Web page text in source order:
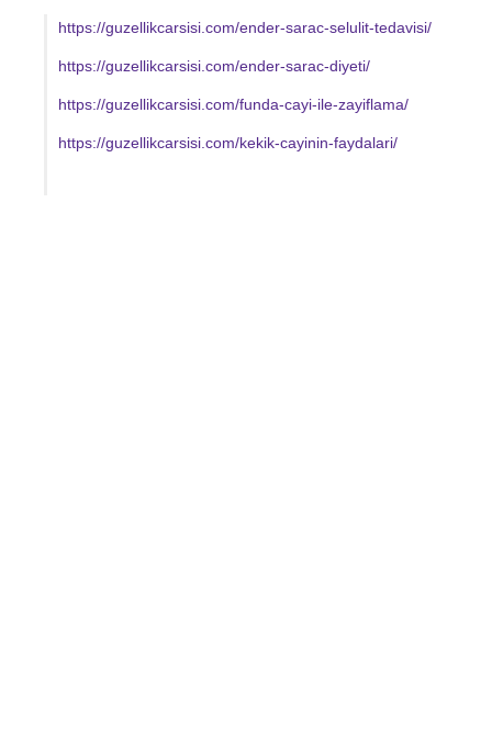
https://guzellikcarsisi.com/ender-sarac-selulit-tedavisi/
https://guzellikcarsisi.com/ender-sarac-diyeti/
https://guzellikcarsisi.com/funda-cayi-ile-zayiflama/
https://guzellikcarsisi.com/kekik-cayinin-faydalari/